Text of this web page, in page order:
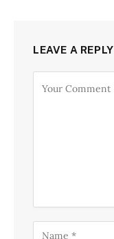
LEAVE A REPLY